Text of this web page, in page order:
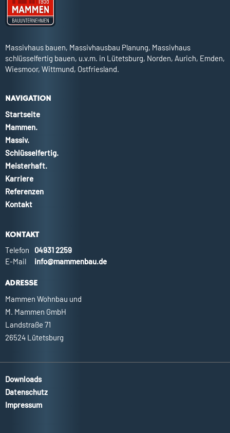
Massivhaus bauen, Massivhausbau Planung, Massivhaus
schlüsselfertig bauen, u.v.m. in Lütetsburg, Norden, Aurich, Emden,
Wiesmoor, Wittmund, Ostfriesland.
NAVIGATION
Startseite
Mammen.
Massiv.
Schlüsselfertig.
Meisterhaft.
Karriere
Referenzen
Kontakt
KONTAKT
Telefon
04931 2259
E-Mail
info@mammenbau.de
ADRESSE
Mammen Wohnbau und
M. Mammen GmbH
Landstraße 71
26524 Lütetsburg
Downloads
Datenschutz
Impressum